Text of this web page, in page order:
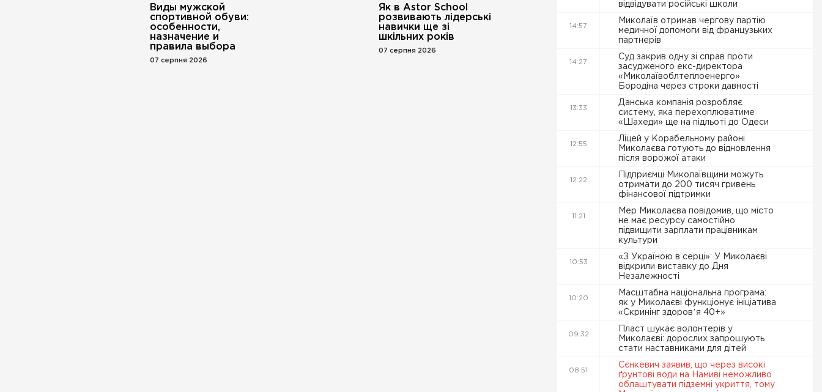
Виды мужской
спортивной обуви:
особенности,
назначение и
правила выбора
07 серпня 2026
Як в Astor School
розвивають лідерські
навички ще зі
шкільних років
07 серпня 2026
відвідувати російські школи
14:57
Миколаїв отримав чергову партію
медичної допомоги від французьких
партнерів
14:27
Суд закрив одну зі справ проти
засудженого екс-директора
«Миколаївоблтеплоенерго»
Бородіна через строки давності
13:33
Данська компанія розробляє
систему, яка перехоплюватиме
«Шахеди» ще на підльоті до Одеси
12:55
Ліцей у Корабельному районі
Миколаєва готують до відновлення
після ворожої атаки
12:22
Підприємці Миколаївщини можуть
отримати до 200 тисяч гривень
фінансової підтримки
11:21
Мер Миколаєва повідомив, що місто
не має ресурсу самостійно
підвищити зарплати працівникам
культури
10:53
«З Україною в серці»: У Миколаєві
відкрили виставку до Дня
Незалежності
10:20
Масштабна національна програма:
як у Миколаєві функціонує ініціатива
«Скринінг здоровʼя 40+»
09:32
Пласт шукає волонтерів у
Миколаєві: дорослих запрошують
стати наставниками для дітей
08:51
Сєнкевич заявив, що через високі
ґрунтові води на Намиві неможливо
облаштувати підземні укриття, тому